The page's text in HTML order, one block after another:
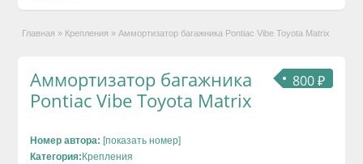
Главная » Крепления » Аммортизатор багажника Pontiac Vibe Toyota Matrix
800 ₽
Аммортизатор багажника
Pontiac Vibe Toyota Matrix
Номер автора: [показать номер]
Категория: Крепления